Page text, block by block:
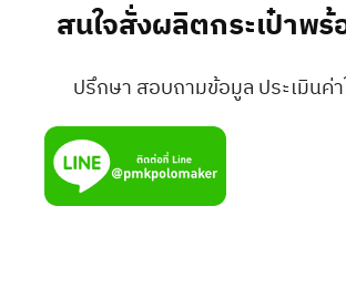
สนใจสั่งผลิตกระเป๋าพ
ปรึกษา สอบถามข้อมูล ประเมินค่